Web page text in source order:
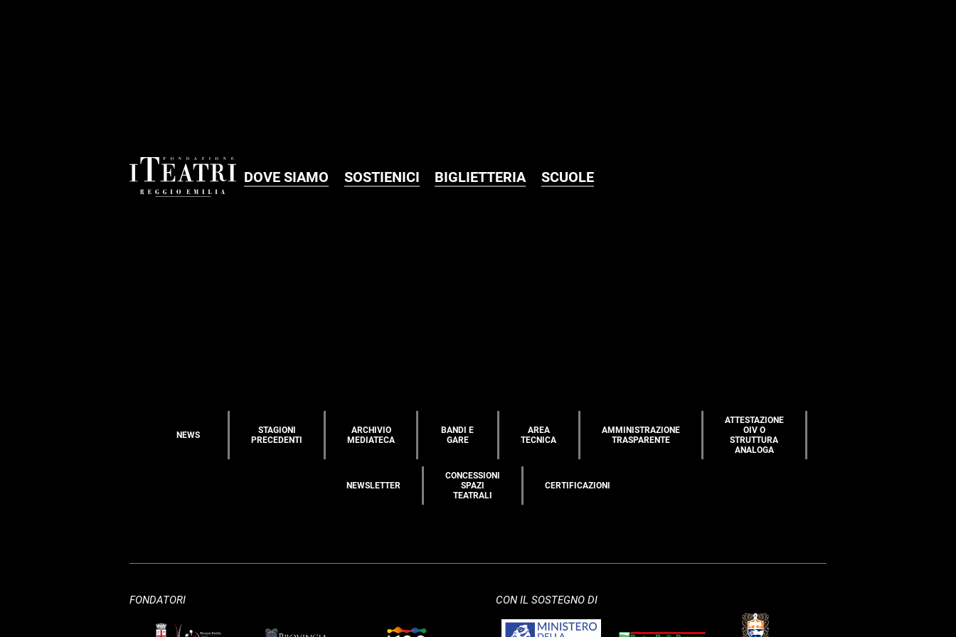
DOVE SIAMO SOSTIENICI BIGLIETTERIA SCUOLE
NEWS
STAGIONI
PRECEDENTI
ARCHIVIO
MEDIATECA
BANDI E
GARE
AREA
TECNICA
AMMINISTRAZIONE
TRASPARENTE
ATTESTAZIONE
OIV O
STRUTTURA
ANALOGA
NEWSLETTER
CONCESSIONI
SPAZI
TEATRALI
CERTIFICAZIONI
FONDATORI CON IL SOSTEGNO DI